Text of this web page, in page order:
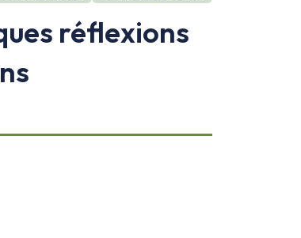
réflexions